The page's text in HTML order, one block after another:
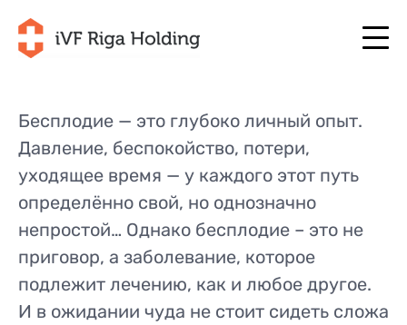
+371 67 111 117
О НАС
ЛЕЧЕНИЕ
ВАША ПРОГРАММА
НАЧНИТЕ СЕЙЧАС
RU
EN
LT
+371 67 111 117
+371 25 641 022
О НАС
ЛЕЧЕНИЕ
ВАША ПРОГРАММА
Бесплодие — это глубоко личный опыт.
Давление, беспокойство, потери,
уходящее время — у каждого этот путь
определённо свой, но однозначно
непростой… Однако бесплодие – это не
приговор, а заболевание, которое
подлежит лечению, как и любое другое.
И в ожидании чуда не стоит сидеть сложа